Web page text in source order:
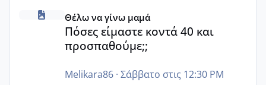
Πόσες είμαστε κοντά 40 και προσπαθούμε;;
Θέλω να γίνω μαμά
Πόσες είμαστε κοντά 40 και
προσπαθούμε;;
Melikara86· Σάββατο στις 12:30 PM